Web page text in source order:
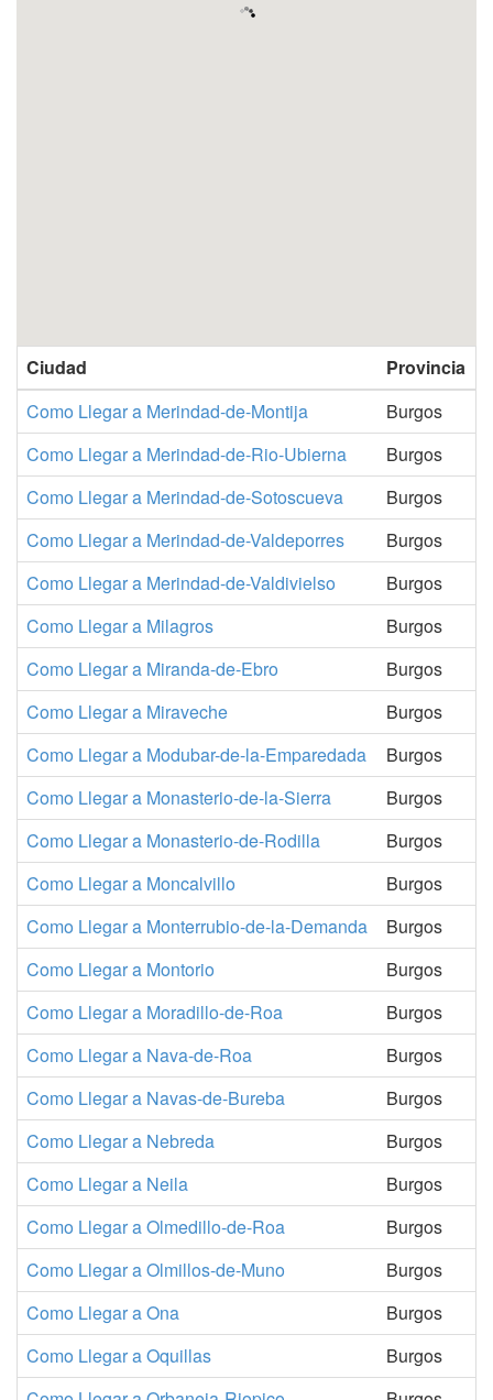
Ciudad
Provincia
Como Llegar a Merindad-de-Montija
Burgos
Como Llegar a Merindad-de-Rio-Ubierna
Burgos
Como Llegar a Merindad-de-Sotoscueva
Burgos
Como Llegar a Merindad-de-Valdeporres
Burgos
Como Llegar a Merindad-de-Valdivielso
Burgos
Como Llegar a Milagros
Burgos
Como Llegar a Miranda-de-Ebro
Burgos
Como Llegar a Miraveche
Burgos
Como Llegar a Modubar-de-la-Emparedada
Burgos
Como Llegar a Monasterio-de-la-Sierra
Burgos
Como Llegar a Monasterio-de-Rodilla
Burgos
Como Llegar a Moncalvillo
Burgos
Como Llegar a Monterrubio-de-la-Demanda
Burgos
Como Llegar a Montorio
Burgos
Como Llegar a Moradillo-de-Roa
Burgos
Como Llegar a Nava-de-Roa
Burgos
Como Llegar a Navas-de-Bureba
Burgos
Como Llegar a Nebreda
Burgos
Como Llegar a Neila
Burgos
Como Llegar a Olmedillo-de-Roa
Burgos
Como Llegar a Olmillos-de-Muno
Burgos
Como Llegar a Ona
Burgos
Como Llegar a Oquillas
Burgos